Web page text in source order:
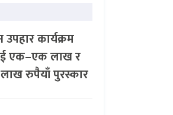
उपहार कार्यक्रम
एक–एक लाख र
रुपैयाँ पुरस्कार